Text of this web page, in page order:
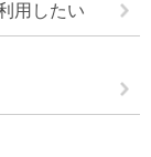
用したい